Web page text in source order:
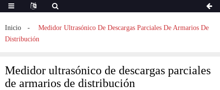
Inicio
Medidor Ultrasónico De Descargas Parciales De Armarios De
Distribución
Medidor ultrasónico de descargas parciales
de armarios de distribución